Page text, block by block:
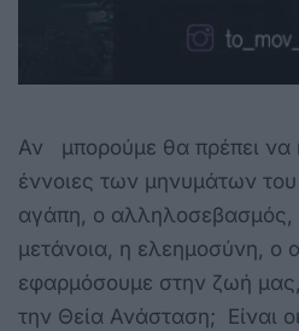
Αν μπορούμε θα πρέπει να
έννοιες των μηνυμάτων
αγάπη, ο
μετάνοια, η ελεημοσύνη, ο
εφαρμόσουμε στην ζωή
την Θεία Ανάσταση; Είναι